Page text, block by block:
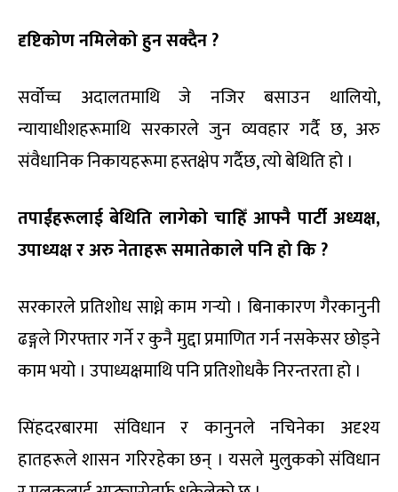
दृष्टिकोण नमिलेको हुन सक्दैन ?
सर्वोच्च अदालतमाथि जे नजिर बसाउन थालियो,
न्यायाधीशहरूमाथि सरकारले जुन व्यवहार गर्दै छ, अरु
संवैधानिक निकायहरूमा हस्तक्षेप गर्दैछ, त्यो बेथिति हो ।
तपाईंहरूलाई बेथिति लागेको चाहिँ आफ्नै पार्टी अध्यक्ष,
उपाध्यक्ष र अरु नेताहरू समातेकाले पनि हो कि ?
सरकारले प्रतिशोध साध्ने काम गर्‍यो । बिनाकारण गैरकानुनी
ढङ्गले गिरफ्तार गर्ने र कुनै मुद्दा प्रमाणित गर्न नसकेसर छोड्ने
काम भयो । उपाध्यक्षमाथि पनि प्रतिशोधकै निरन्तरता हो ।
सिंहदरबारमा संविधान र कानुनले नचिनेका अदृश्य
हातहरूले शासन गरिरहेका छन् । यसले मुलुकको संविधान